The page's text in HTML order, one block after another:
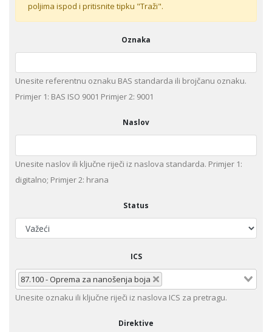
poljima ispod i pritisnite tipku "Traži".
Oznaka
Unesite referentnu oznaku BAS standarda ili brojčanu oznaku.
Primjer 1: BAS ISO 9001 Primjer 2: 9001
Naslov
Unesite naslov ili ključne riječi iz naslova standarda. Primjer 1:
digitalno; Primjer 2: hrana
Status
ICS
87.100 - Oprema za nanošenja boja
Unesite oznaku ili ključne riječi iz naslova ICS za pretragu.
Direktive